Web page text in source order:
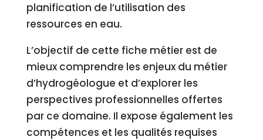
planification de l’utilisation des
ressources en eau.
L’objectif de cette fiche métier est de
mieux comprendre les enjeux du métier
d’hydrogéologue et d’explorer les
perspectives professionnelles offertes
par ce domaine. Il expose également les
compétences et les qualités requises